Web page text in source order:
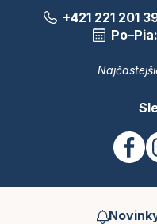
+421 221 201